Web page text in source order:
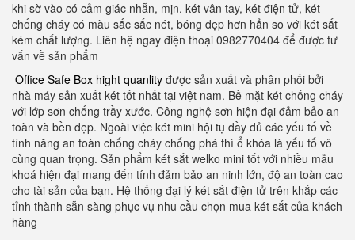
khi sờ vào có cảm giác nhẵn, mịn. két vân tay, két điện tử, két
chống cháy có màu sắc sắc nét, bóng đẹp hơn hẳn so với két sắt
kém chất lượng. Liên hệ ngay điện thoại 0982770404 để được tư
vấn về sản phẩm
Office Safe Box hight quanlity được sản xuất và phân phối bởi
nhà máy sản xuất két tốt nhất tại việt nam. Bề mặt két chống cháy
với lớp sơn chống trầy xước. Công nghệ sơn hiện đại đảm bảo an
toàn và bền đẹp. Ngoài việc két mini hội tụ đầy đủ các yếu tố về
tính năng an toàn chống cháy chống phá thì ổ khóa là yếu tố vô
cùng quan trọng. Sản phẩm két sắt welko mini tốt với nhiều mẫu
khoá hiện đại mang đến tính đảm bảo an ninh lớn, độ an toàn cao
cho tài sản của bạn. Hệ thống đại lý két sắt điện tử trên khắp các
tỉnh thành sẵn sàng phục vụ nhu cầu chọn mua két sắt của khách
hàng